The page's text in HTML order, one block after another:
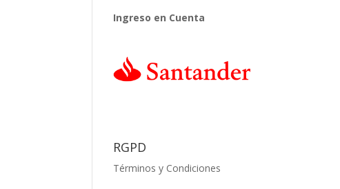
Ingreso en Cuenta
RGPD
Términos y Condiciones